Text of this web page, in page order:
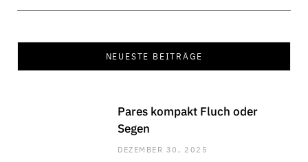
NEUESTE BEITRÄGE
Pares kompakt Fluch oder
Segen
DEZEMBER 30, 2025